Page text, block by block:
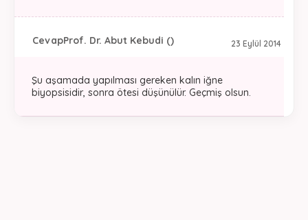
23 Eylül 2014
CevapProf. Dr. Abut Kebudi ()
Şu aşamada yapılması gereken kalın iğne
biyopsisidir, sonra ötesi düşünülür. Geçmiş olsun.